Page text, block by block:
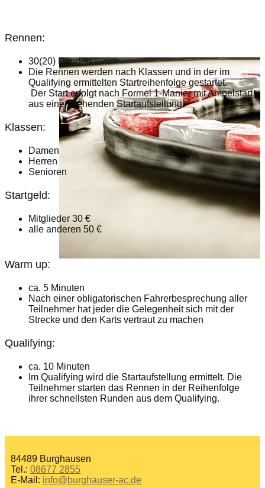
Rennen:
30(20) Runden
Die Rennen werden nach Klassen und in der im
Qualifying ermittelten Startreihenfolge gestartet.
Der Start erfolgt nach Formel 1-Manier mit Ampelstart
aus einer stehenden Startaufstellung.
Klassen:
Damen
Herren
Senioren
Startgeld:
Mitglieder 30 €
alle anderen 50 €
Warm up:
ca. 5 Minuten
Nach einer obligatorischen Fahrerbesprechung aller
Teilnehmer hat jeder die Gelegenheit sich mit der
Strecke und den Karts vertraut zu machen
Qualifying:
ca. 10 Minuten
Im Qualifying wird die Startaufstellung ermittelt. Die
Teilnehmer starten das Rennen in der Reihenfolge
ihrer schnellsten Runden aus dem Qualifying.
84489 Burghausen
Tel.: 08677 2855
E-Mail: info@burghauser-ac.de